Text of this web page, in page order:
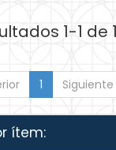
1-1 de
1 Siguiente
ítem: